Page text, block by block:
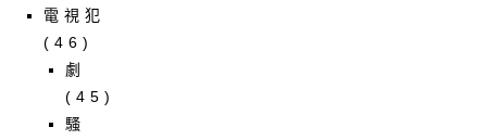
電視犯
(46)
劇
(45)
騷